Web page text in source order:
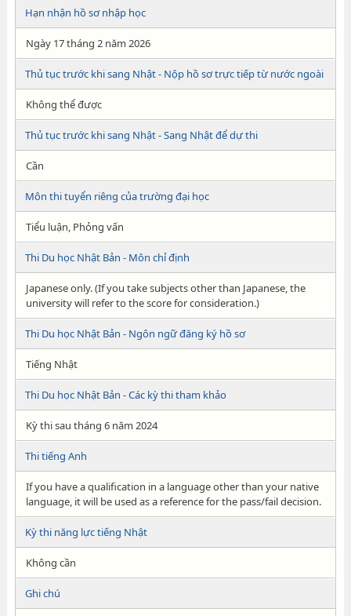
Hạn nhận hồ sơ nhập học
Ngày 17 tháng 2 năm 2026
Thủ tục trước khi sang Nhật - Nộp hồ sơ trực tiếp từ nước ngoài
Không thể được
Thủ tục trước khi sang Nhật - Sang Nhật để dự thi
Cần
Môn thi tuyển riêng của trường đại học
Tiểu luận, Phỏng vấn
Thi Du học Nhật Bản - Môn chỉ định
Japanese only. (If you take subjects other than Japanese, the
university will refer to the score for consideration.)
Thi Du học Nhật Bản - Ngôn ngữ đăng ký hồ sơ
Tiếng Nhật
Thi Du học Nhật Bản - Các kỳ thi tham khảo
Kỳ thi sau tháng 6 năm 2024
Thi tiếng Anh
If you have a qualification in a language other than your native
language, it will be used as a reference for the pass/fail decision.
Kỳ thi năng lực tiếng Nhật
Không cần
Ghi chú